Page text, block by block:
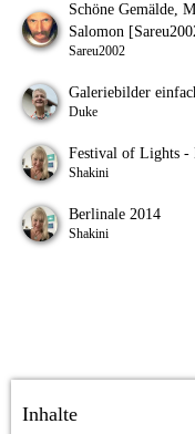
Schöne Gemälde,
Salomon
Sareu2002
Galeriebilder
Duke
Festival of Lights -
Shakini
Berlinale 2014
Shakini
Inhalte